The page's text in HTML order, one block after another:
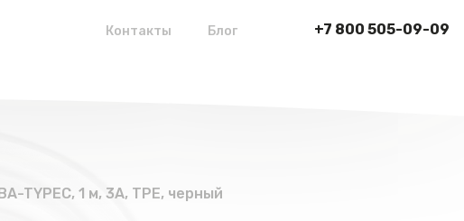
+7 800 505-09-09
Контакты Блог
TYPEC, 1 м, 3A, TPE, черный